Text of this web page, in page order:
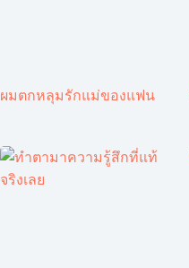
ผมตกหลุมรักแม่ของแฟน